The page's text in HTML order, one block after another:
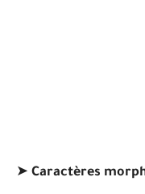
➤ Caractères